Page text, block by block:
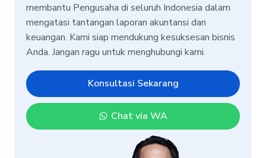
membantu Pengusaha di seluruh Indonesia dalam
mengatasi tantangan laporan akuntansi dan
keuangan. Kami siap mendukung kesuksesan bisnis
Anda. Jangan ragu untuk menghubungi kami.
Konsultasi Sekarang
Chat via WA